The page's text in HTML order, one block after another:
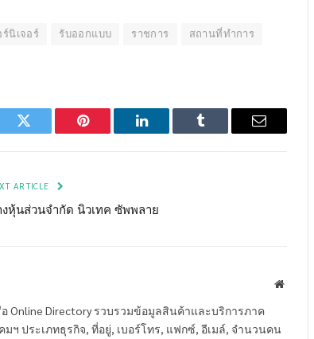
ร์นิเจอร์ รับออกแบบ ราชการ
สถานที่ทำการ
Twitter Pinterest LinkedIn Tumblr Email
ARTICLE
หุ้นส่วนจำกัด นิวเทค ซัพพลาย
Website
Directory รวบรวมข้อมูลสินค้าและบริการภาค
ฯ ประเภทธุรกิจ, ที่อยู่, เบอร์โทร, แฟกซ์, อีเมล์, จำนวนคน